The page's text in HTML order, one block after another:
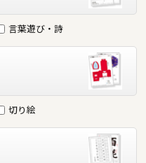
言葉遊び・詩
切り絵